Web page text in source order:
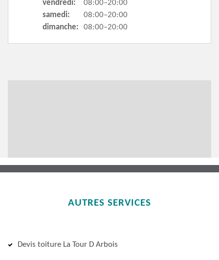
vendredi:
08:00–20:00
samedi:
08:00–20:00
dimanche:
08:00–20:00
AUTRES SERVICES
Devis toiture La Tour D Arbois